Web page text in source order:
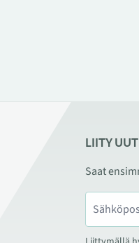
LIITY
Saat